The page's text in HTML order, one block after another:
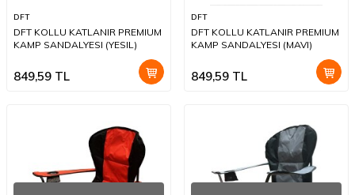
DFT
DFT KOLLU KATLANIR PREMIUM
KAMP SANDALYESI (YESIL)
849,59 TL
DFT
DFT KOLLU KATLANIR PREMIUM
KAMP SANDALYESI (MAVI)
849,59 TL